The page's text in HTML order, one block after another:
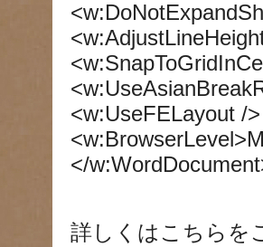
<w:UseFELayout /
</
詳しくはこちらを